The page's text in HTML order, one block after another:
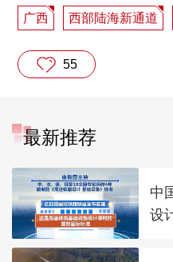
广西 西部陆海新通道
55
最新推荐
中
设